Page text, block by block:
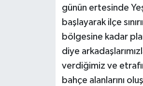
günün ertesinde
başlayarak ilçe
bölgesine kadar
diye
verdiğimiz ve
bahçe alanlarını